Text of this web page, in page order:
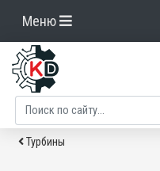
Меню
Турбины